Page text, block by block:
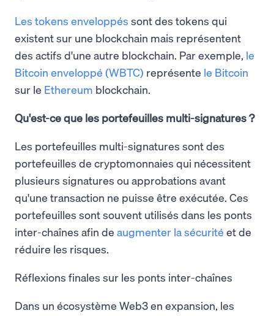
Les tokens enveloppés sont des tokens qui
existent sur une blockchain mais représentent
des actifs d'une autre blockchain. Par exemple, le
Bitcoin enveloppé (WBTC) représente le Bitcoin
sur le Ethereum blockchain.
Qu'est-ce que les portefeuilles multi-signatures ?
Les portefeuilles multi-signatures sont des
portefeuilles de cryptomonnaies qui nécessitent
plusieurs signatures ou approbations avant
qu'une transaction ne puisse être exécutée. Ces
portefeuilles sont souvent utilisés dans les ponts
inter-chaînes afin de augmenter la sécurité et de
réduire les risques.
Réflexions finales sur les ponts inter-chaînes
Dans un écosystème Web3 en expansion, les